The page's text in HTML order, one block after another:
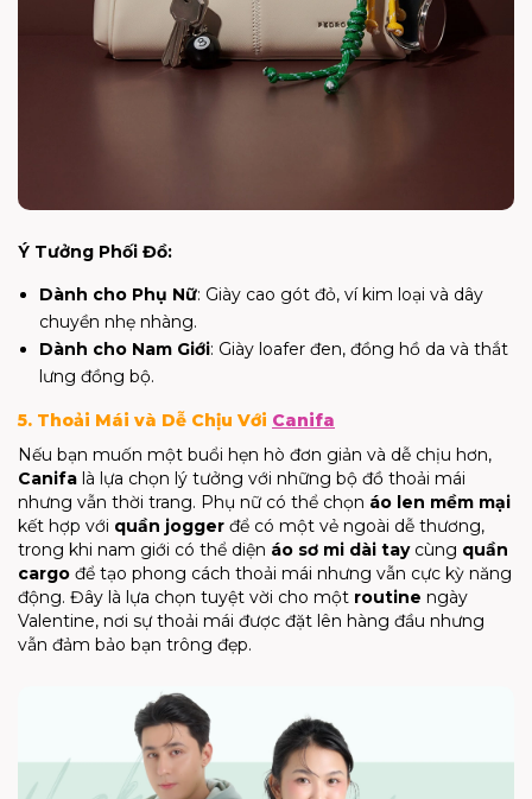
Ý Tưởng Phối Đồ:
Dành cho Phụ Nữ: Giày cao gót đỏ, ví kim loại và dây
chuyền nhẹ nhàng.
Dành cho Nam Giới: Giày loafer đen, đồng hồ da và thắt
lưng đồng bộ.
5. Thoải Mái và Dễ Chịu Với Canifa
Nếu bạn muốn một buổi hẹn hò đơn giản và dễ chịu hơn,
Canifa là lựa chọn lý tưởng với những bộ đồ thoải mái
nhưng vẫn thời trang. Phụ nữ có thể chọn áo len mềm mại
kết hợp với quần jogger để có một vẻ ngoài dễ thương,
trong khi nam giới có thể diện áo sơ mi dài taycùng quần
cargo để tạo phong cách thoải mái nhưng vẫn cực kỳ năng
động. Đây là lựa chọn tuyệt vời cho một routine ngày
Valentine, nơi sự thoải mái được đặt lên hàng đầu nhưng
vẫn đảm bảo bạn trông đẹp.